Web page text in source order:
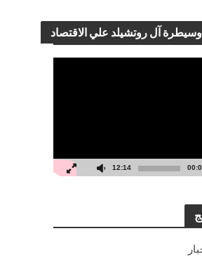
وسيطرة آل روتشيلد علي الاقتصاد
12:14